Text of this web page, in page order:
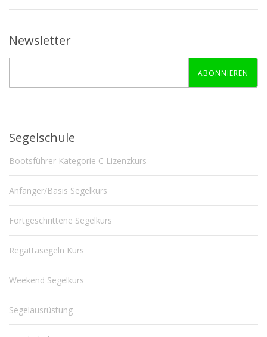
Newsletter
ABONNIEREN
Segelschule
Bootsführer Kategorie C Lizenzkurs
Anfanger/Basis Segelkurs
Fortgeschrittene Segelkurs
Regattasegeln Kurs
Weekend Segelkurs
Segelausrüstung